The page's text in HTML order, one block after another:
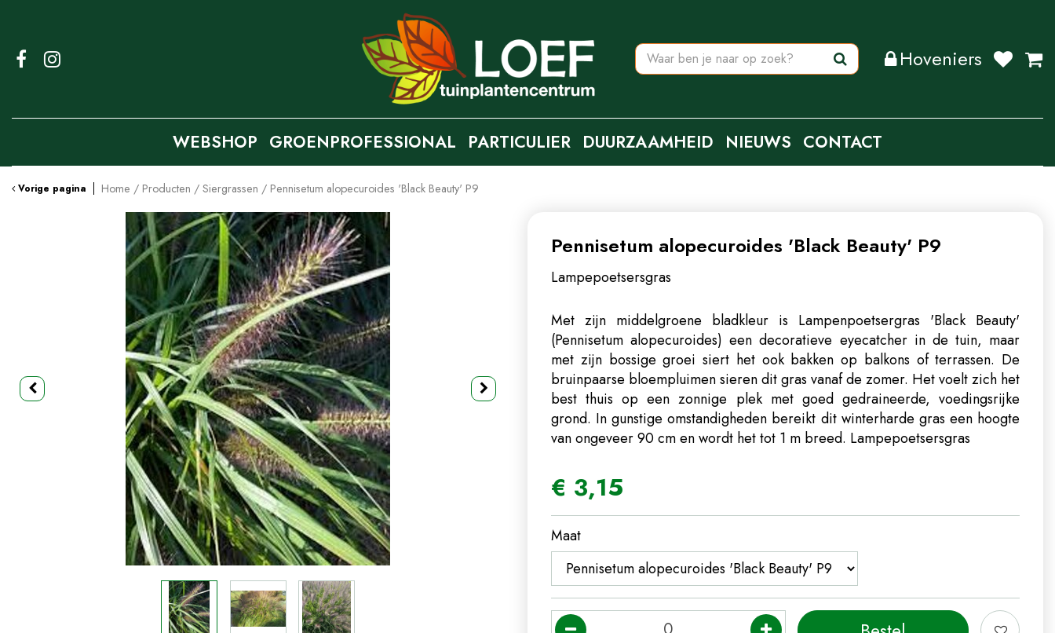
content
Vorige pagina Home Producten Siergrassen Pennisetum alopecuroides 'Black Beauty' P9
Hoveniers
WEBSHOP GROENPROFESSIONAL PARTICULIER DUURZAAMHEID NIEUWS CONTACT
Pennisetum alopecuroides 'Black Beauty' P9
Lampepoetsersgras
Met zijn middelgroene bladkleur is Lampenpoetsergras 'Black Beauty'
(Pennisetum alopecuroides) een decoratieve eyecatcher in de tuin, maar
met zijn bossige groei siert het ook bakken op balkons of terrassen. De
bruinpaarse bloempluimen sieren dit gras vanaf de zomer. Het voelt zich het
best thuis op een zonnige plek met goed gedraineerde, voedingsrijke
grond. In gunstige omstandigheden bereikt dit winterharde gras een hoogte
van ongeveer 90 cm en wordt het tot 1 m breed. Lampepoetsersgras
€ 3,15
Maat